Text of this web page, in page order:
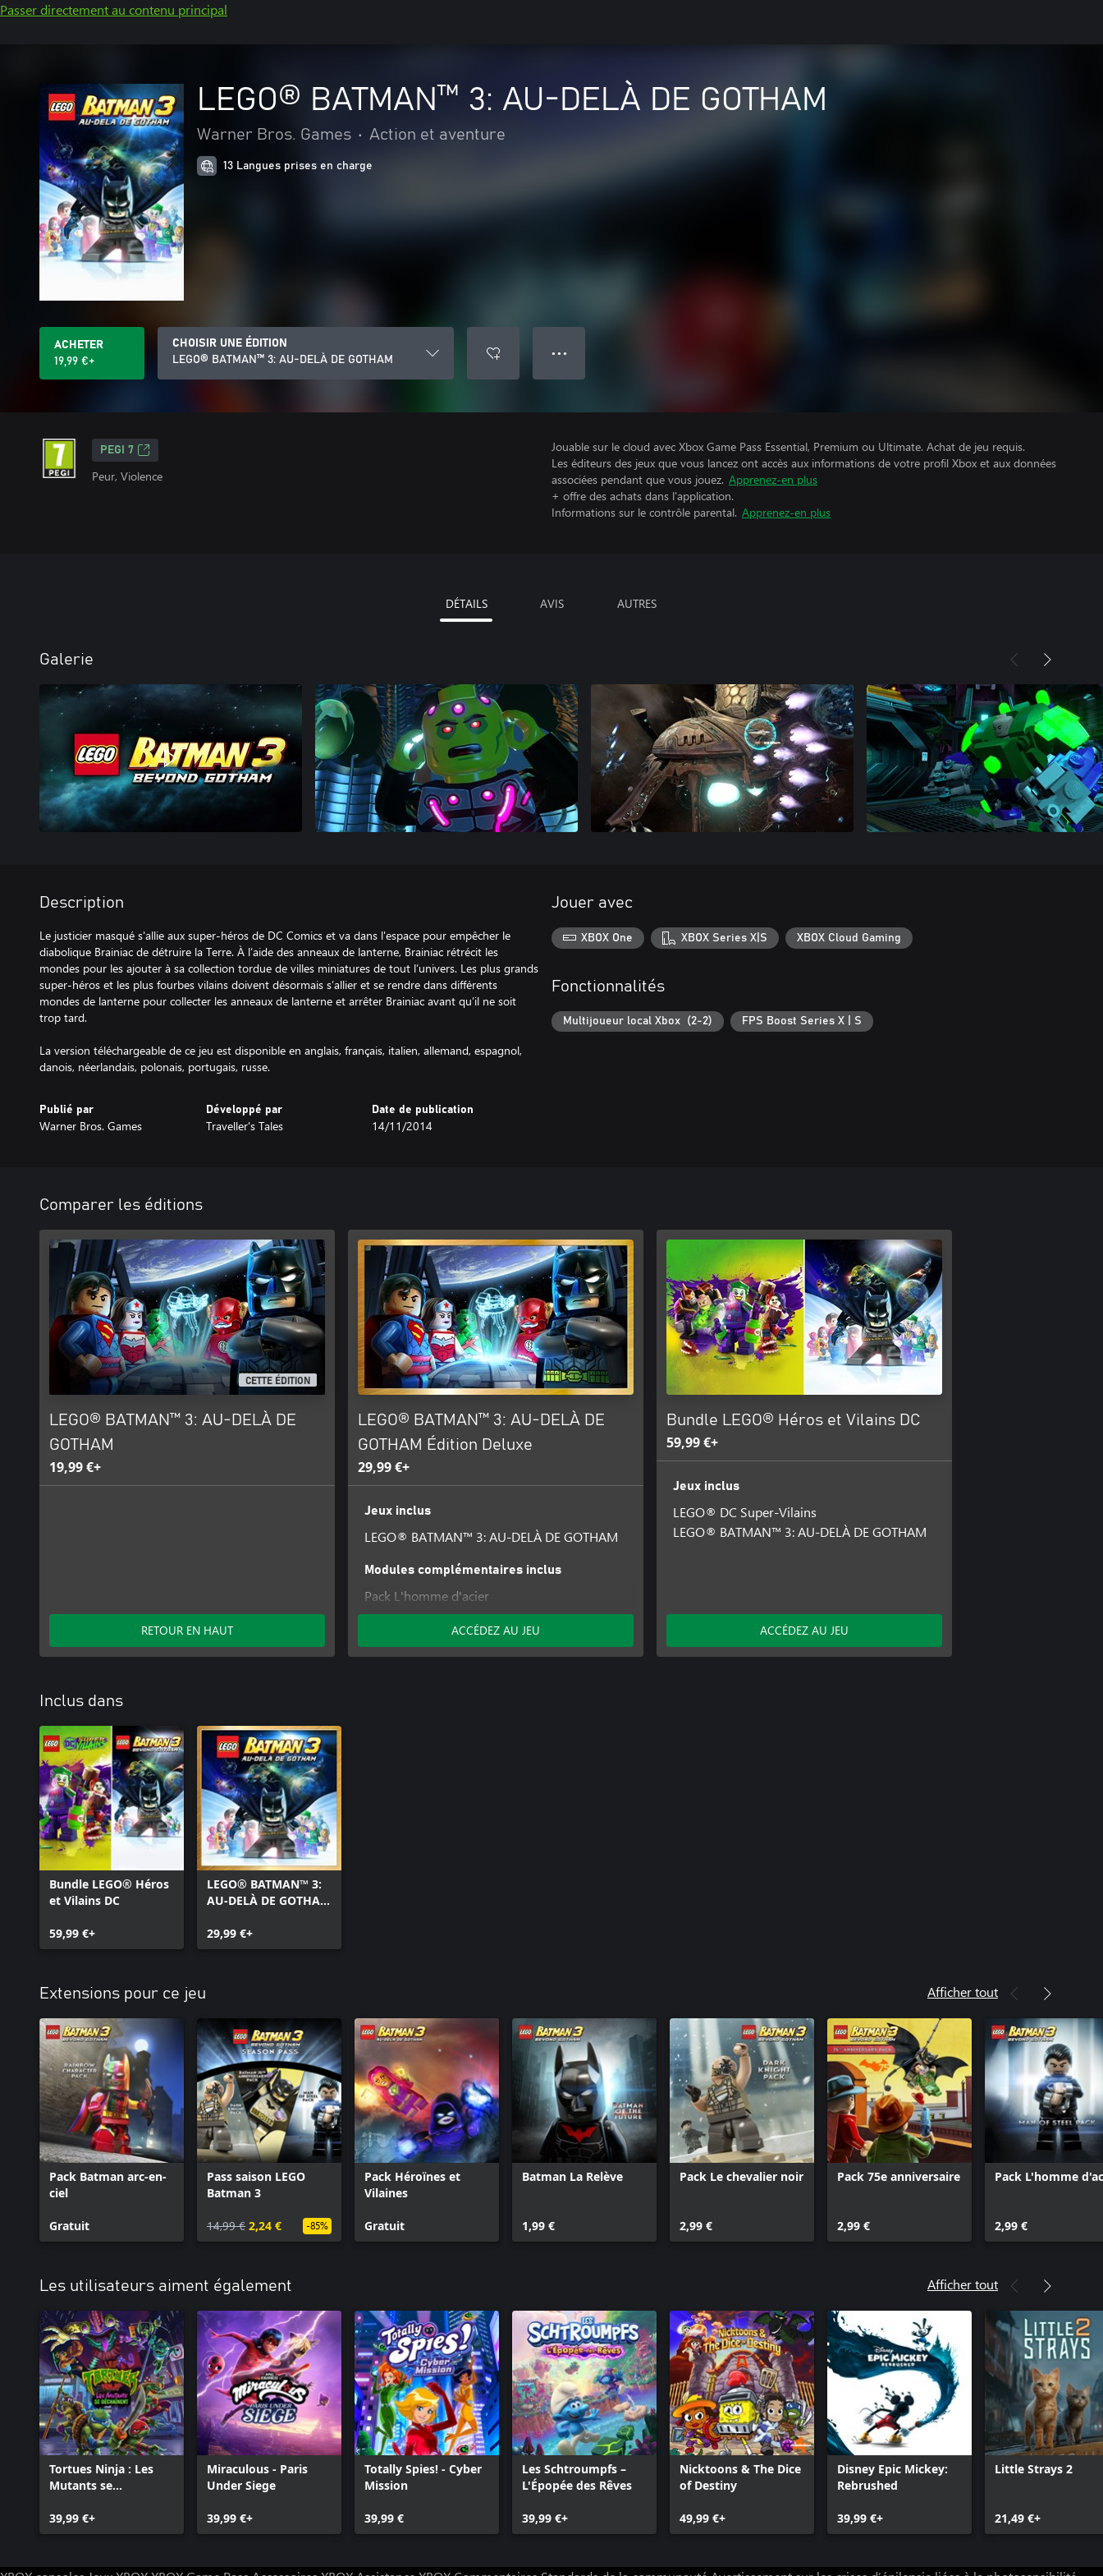
Passer directement au contenu principal
LEGO® BATMAN™ 3: AU-DELÀ DE GOTHAM
Warner Bros. Games • Action et aventure
13 Langues prises en charge
ACHETER
19,99 €+
CHOISIR UNE ÉDITION
LEGO® BATMAN™ 3: AU-DELÀ DE GOTHAM
● ● ●
PEGI 7
Peur, Violence
Jouable sur le cloud avec Xbox Game Pass Essential, Premium ou Ultimate. Achat de jeu requis.
Les éditeurs des jeux que vous lancez ont accès aux informations de votre profil Xbox et aux données
associées pendant que vous jouez. Apprenez-en plus
+ offre des achats dans l'application.
Informations sur le contrôle parental. Apprenez-en plus
DÉTAILS AVIS AUTRES
Galerie
Description
Le justicier masqué s'allie aux super-héros de DC Comics et va dans l'espace pour empêcher le
diabolique Brainiac de détruire la Terre. À l’aide des anneaux de lanterne, Brainiac rétrécit les
mondes pour les ajouter à sa collection tordue de villes miniatures de tout l’univers. Les plus grands
super-héros et les plus fourbes vilains doivent désormais s’allier et se rendre dans différents
mondes de lanterne pour collecter les anneaux de lanterne et arrêter Brainiac avant qu’il ne soit
trop tard.
La version téléchargeable de ce jeu est disponible en anglais, français, italien, allemand, espagnol,
danois, néerlandais, polonais, portugais, russe.
Publié par
Warner Bros. Games
Développé par
Traveller's Tales
Date de publication
14/11/2014
Jouer avec
XBOX One XBOX Series X|S XBOX Cloud Gaming
Fonctionnalités
Multijoueur local Xbox (2-2) FPS Boost Series X | S
Comparer les éditions
CETTE ÉDITION
LEGO® BATMAN™ 3: AU-DELÀ DE
GOTHAM
19,99 €+
RETOUR EN HAUT
LEGO® BATMAN™ 3: AU-DELÀ DE
GOTHAM Édition Deluxe
29,99 €+
Jeux inclus
LEGO® BATMAN™ 3: AU-DELÀ DE GOTHAM
Modules complémentaires inclus
Pack L'homme d'acier
Pack Le chevalier noir
Pack Monde Bizarro
L'Escadron
ACCÉDEZ AU JEU
Bundle LEGO® Héros et Vilains DC
59,99 €+
Jeux inclus
LEGO® DC Super-Vilains
LEGO® BATMAN™ 3: AU-DELÀ DE GOTHAM
ACCÉDEZ AU JEU
Inclus dans
Bundle LEGO® Héros
et Vilains DC
59,99 €+
LEGO® BATMAN™ 3:
AU-DELÀ DE GOTHAM
29,99 €+
Extensions pour ce jeu Afficher tout
Pack Batman arc-en-
ciel
Gratuit
Pass saison LEGO
Batman 3
14,99 € 2,24 € -85%
Pack Héroïnes et
Vilaines
Gratuit
Batman La Relève
1,99 €
Pack Le chevalier noir
2,99 €
Pack 75e anniversaire
2,99 €
Pack L'homme
2,99 €
Les utilisateurs aiment également Afficher tout
Tortues Ninja : Les
Mutants se
39,99 €+
Miraculous - Paris
Under Siege
39,99 €+
Totally Spies! - Cyber
Mission
39,99 €
Les Schtroumpfs –
L'Épopée des Rêves
39,99 €+
Nicktoons & The Dice
of Destiny
49,99 €+
Disney Epic Mickey:
Rebrushed
39,99 €+
Little Strays 2
21,49 €+